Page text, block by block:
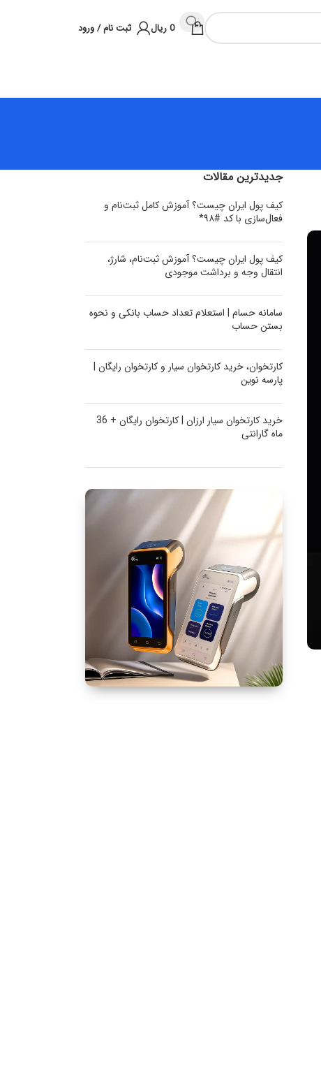
0ریال ثبت نام / ورود
جدیدترین مقالات
کیف پول ایران چیست؟ آموزش کامل ثبت‌نام و
فعال‌سازی با کد #۹۸*
کیف پول ایران چیست؟ آموزش ثبت‌نام، شارژ،
انتقال وجه و برداشت موجودی
سامانه حسام | استعلام تعداد حساب بانکی و نحوه
بستن حساب
کارتخوان، خرید کارتخوان سیار و کارتخوان رایگان |
پارسه نوین
خرید کارتخوان سیار ارزان | کارتخوان رایگان + 36
ماه گارانتی